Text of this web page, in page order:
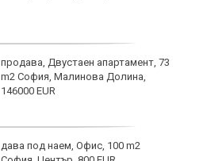
продава, Двустаен апартамент, 73
m2 София, Малинова Долина,
146000 EUR
дава под наем, Офис, 100 m2